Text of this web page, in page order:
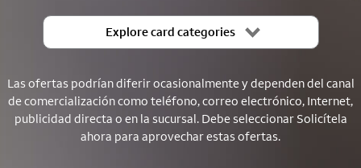
Explore card categories
Las ofertas podrían diferir ocasionalmente y dependen del canal
de comercialización como teléfono, correo electrónico, Internet,
publicidad directa o en la sucursal. Debe seleccionar Solicítela
ahora para aprovechar estas ofertas.